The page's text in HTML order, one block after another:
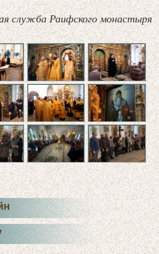
служба Раифского монастыря